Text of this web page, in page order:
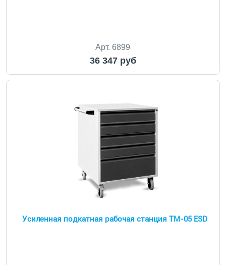
Арт. 6899
36 347 руб
Усиленная подкатная рабочая станция ТМ-05 ESD